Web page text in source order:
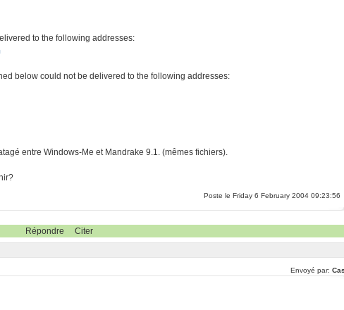
to the following addresses:
below could not be delivered to the following addresses:
entre Windows-Me et Mandrake 9.1. (mêmes fichiers).
Poste le Friday 6 February 2004 09:23:56
Répondre Citer
Envoyé par: